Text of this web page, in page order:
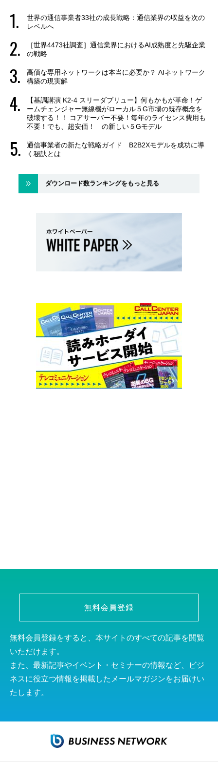
世界の通信事業者33社の成長戦略：通信業界の収益を次の
レベルへ
［世界4473社調査］通信業界におけるAI成熟度と先駆企業
の戦略
高価な専用ネットワークは本当に必要か？ AIネットワーク
構築の現実解
【基調講演 K2-4 スリーダブリュー】何もかもが革命！ゲ
ームチェンジャー無線機がローカル５G市場の既存概念を
破壊する！！ コアサーバー不要！毎年のライセンス費用も
不要！でも、超安価！ の新しい５Gモデル
通信事業者の新たな戦略ガイド B2B2Xモデルを成功に導
く秘訣とは
ダウンロード数ランキングをもっと見る
無料会員登録
無料会員登録をすると、本サイトのすべての記事を閲覧
いただけます。
また、最新記事やイベント・セミナーの情報など、ビジ
ネスに役立つ情報を掲載したメールマガジンをお届けい
たします。